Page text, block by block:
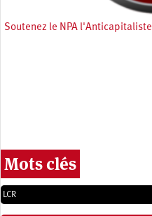
Soutenez le NPA l'Anticapitaliste
Mots clés
LCR